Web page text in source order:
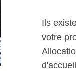
Ils
votre